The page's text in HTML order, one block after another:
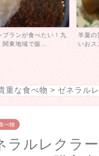
ブランが食べたい！九
東地域で販...
羊羹の
いおス
重な食べ物 > ゼネラル
べ物
ラルレクラ